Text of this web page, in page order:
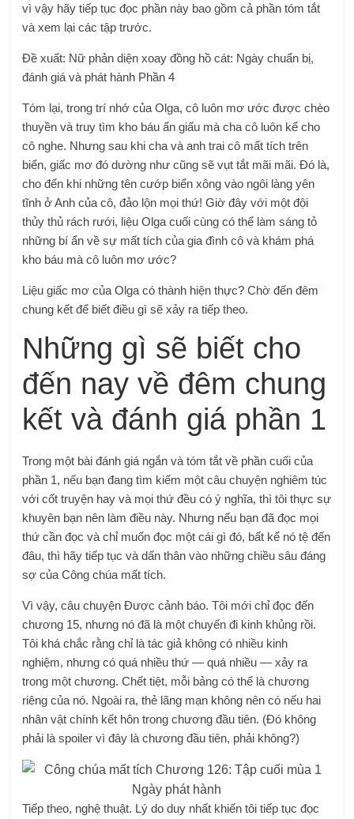
vì vậy hãy tiếp tục đọc phần này bao gồm cả phần tóm tắt
và xem lại các tập trước.
Đề xuất: Nữ phản diện xoay đồng hồ cát: Ngày chuẩn bị,
đánh giá và phát hành Phần 4
Tóm lại, trong trí nhớ của Olga, cô luôn mơ ước được chèo
thuyền và truy tìm kho báu ẩn giấu mà cha cô luôn kể cho
cô nghe. Nhưng sau khi cha và anh trai cô mất tích trên
biển, giấc mơ đó dường như cũng sẽ vụt tắt mãi mãi. Đó là,
cho đến khi những tên cướp biển xông vào ngôi làng yên
tĩnh ở Anh của cô, đảo lộn mọi thứ! Giờ đây với một đội
thủy thủ rách rưới, liệu Olga cuối cùng có thể làm sáng tỏ
những bí ẩn về sự mất tích của gia đình cô và khám phá
kho báu mà cô luôn mơ ước?
Liệu giấc mơ của Olga có thành hiện thực? Chờ đến đêm
chung kết để biết điều gì sẽ xảy ra tiếp theo.
Những gì sẽ biết cho
đến nay về đêm chung
kết và đánh giá phần 1
Trong một bài đánh giá ngắn và tóm tắt về phần cuối của
phần 1, nếu bạn đang tìm kiếm một câu chuyện nghiêm túc
với cốt truyện hay và mọi thứ đều có ý nghĩa, thì tôi thực sự
khuyên bạn nên làm điều này. Nhưng nếu bạn đã đọc mọi
thứ cần đọc và chỉ muốn đọc một cái gì đó, bất kể nó tệ đến
đâu, thì hãy tiếp tục và dấn thân vào những chiều sâu đáng
sợ của Công chúa mất tích.
Vì vậy, câu chuyện Được cảnh báo. Tôi mới chỉ đọc đến
chương 15, nhưng nó đã là một chuyến đi kinh khủng rồi.
Tôi khá chắc rằng chỉ là tác giả không có nhiều kinh
nghiệm, nhưng có quá nhiều thứ — quá nhiều — xảy ra
trong một chương. Chết tiệt, mỗi bảng có thể là chương
riêng của nó. Ngoài ra, thẻ lãng mạn không nên có nếu hai
nhân vật chính kết hôn trong chương đầu tiên. (Đó không
phải là spoiler vì đây là chương đầu tiên, phải không?)
Tiếp theo, nghệ thuật. Lý do duy nhất khiến tôi tiếp tục đọc